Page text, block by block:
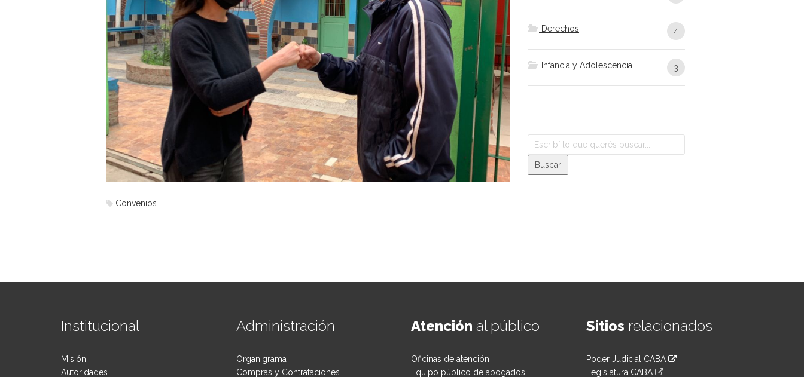
Convenios
Derechos 4
Infancia y Adolescencia 3
Institucional
Misión
Autoridades
Administración
Organigrama
Compras y Contrataciones
Atención al público
Oficinas de atención
Equipo público de abogados
Sitios relacionados
Poder Judicial CABA
Legislatura CABA